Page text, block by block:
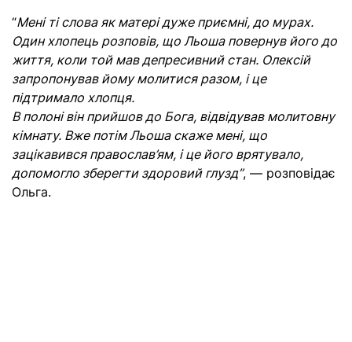
“Мені ті слова як матері дуже приємні, до мурах.
Один хлопець розповів, що Льоша повернув його до
життя, коли той мав депресивний стан. Олексій
запропонував йому молитися разом, і це
підтримало хлопця.
В полоні він прийшов до Бога, відвідував молитовну
кімнату. Вже потім Льоша скаже мені, що
зацікавився православ’ям, і це його врятувало,
допомогло зберегти здоровий глузд”, — розповідає
Ольга.